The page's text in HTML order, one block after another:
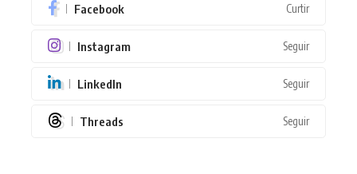
Facebook Curtir
Instagram Seguir
LinkedIn Seguir
Threads Seguir